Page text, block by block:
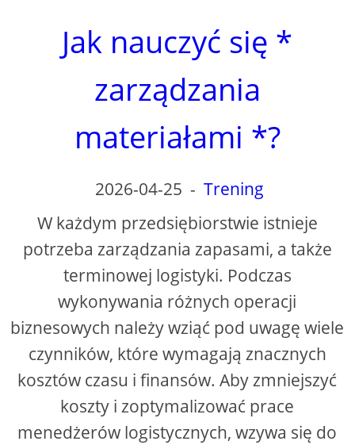
Jak nauczyć się *
zarządzania
materiałami *?
2026-04-25 - Trening
W każdym przedsiębiorstwie istnieje
potrzeba zarządzania zapasami, a także
terminowej logistyki. Podczas
wykonywania różnych operacji
biznesowych należy wziąć pod uwagę wiele
czynników, które wymagają znacznych
kosztów czasu i finansów. Aby zmniejszyć
koszty i zoptymalizować prace
menedżerów logistycznych, wzywa się do